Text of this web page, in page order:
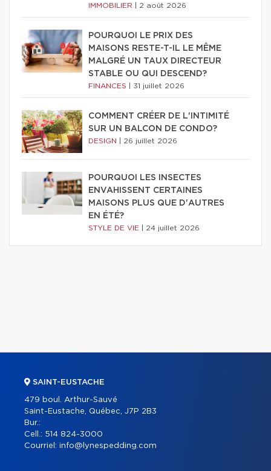
IMMOBILIER 2 août 2026
POURQUOI LE PRIX DES
MAISONS RESTE-T-IL LE MÊME
MALGRÉ UN TAUX DIRECTEUR
STABLE OU QUI DESCEND?
FINANCES 31 juillet 2026
COMMENT CRÉER DE L'INTIMITÉ
SUR UN BALCON DE CONDO?
DESIGN 26 juillet 2026
POURQUOI LES INSECTES
ENVAHISSENT CERTAINES
MAISONS PLUS QUE D'AUTRES
EN ÉTÉ?
STYLE DE VIE 24 juillet 2026
SAINT-EUSTACHE
479 boul. Arthur-Sauvé
Saint-Eustache, Québec, J7P 2B3
Bur.:
Cell.: 514 824-3000
Courriel: info@lynespedding.com